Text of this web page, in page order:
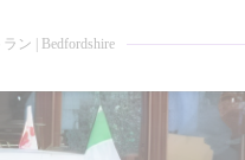
ラン Bedfordshire